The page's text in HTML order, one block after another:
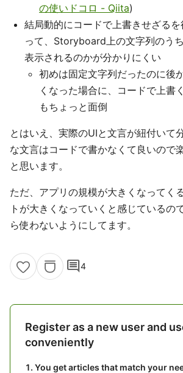
の使いドコロ - Qiita)
結局動的にコードで上書きせざる
って、Storyboard上の文字列のう
表示されるのかが分かりにくい
初めは固定文字列だったのに後
くなった場合に、コードで上書
もちょっと面倒
とはいえ、実際のUIと文言が紐付いて
な文言はコードで書かなくて良いので
と思います。
ただ、アプリの規模が大きくなってく
トが大きくなっていくと感じているの
ら使わないようにしてます。
comment4
Register as a new user and
conveniently
You get articles that match your